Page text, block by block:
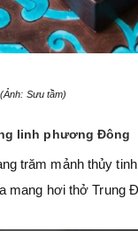
Sưu tầm)
linh phương Đông
trăm mảnh thủy
mang hơi thở Trung